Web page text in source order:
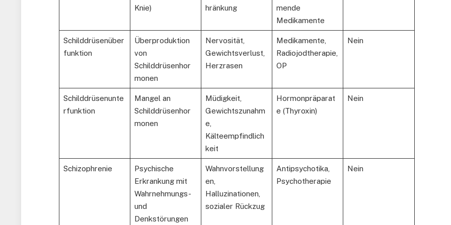
Knie) hränkung
mende
Medikamente
Schilddrüsenüber
funktion
Überproduktion
von
Schilddrüsenhor
monen
Nervosität,
Gewichtsverlust,
Herzrasen
Medikamente,
Radiojodtherapie,
OP
Nein
Schilddrüsenunte
rfunktion
Mangel an
Schilddrüsenhor
monen
Müdigkeit,
Gewichtszunahm
e,
Kälteempfindlich
keit
Hormonpräparat
e (Thyroxin)
Nein
Schizophrenie
Psychische
Erkrankung mit
Wahrnehmungs-
und
Denkstörungen
Wahnvorstellung
en,
Halluzinationen,
sozialer Rückzug
Antipsychotika,
Psychotherapie
Nein